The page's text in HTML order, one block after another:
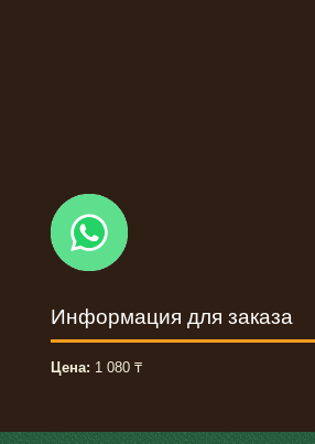
Информация для заказа
Цена: 1 080 ₸